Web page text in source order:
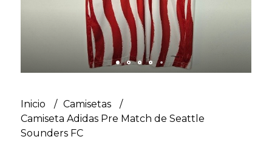
Inicio
Camisetas
Camiseta Adidas Pre Match de Seattle
Sounders FC